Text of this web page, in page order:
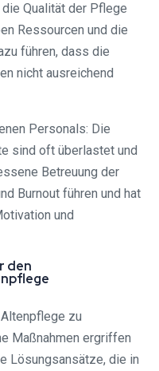
Qualität der Pflege
Ressourcen und die
führen, dass die
nicht ausreichend
Personals: Die
sind oft überlastet und
Betreuung der
Burnout führen und hat
und
den
zu
Maßnahmen ergriffen
Lösungsansätze, die in